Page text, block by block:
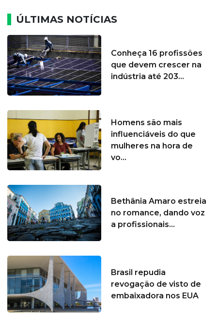
ÚLTIMAS NOTÍCIAS
Conheça 16 profissões
que devem crescer na
indústria até 203...
Homens são mais
influenciáveis do que
mulheres na hora de
vo...
Bethânia Amaro estreia
no romance, dando voz
a profissionais...
Brasil repudia
revogação de visto de
embaixadora nos EUA